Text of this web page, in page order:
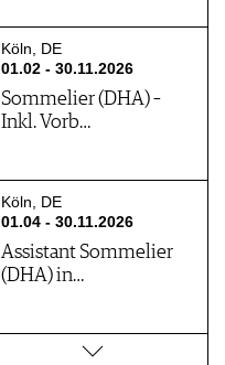
Köln, DE
01.02 - 30.11.2026
Sommelier (DHA) –
Inkl. Vorb…
Köln, DE
01.04 - 30.11.2026
Assistant Sommelier
(DHA) in…